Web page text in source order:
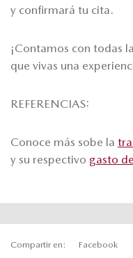
y confirmará tu cita.
¡Contamos con todas
que vivas una
REFERENCIAS:
Conoce más sobe la
y su respectivo gasto
Compartir en: Facebook